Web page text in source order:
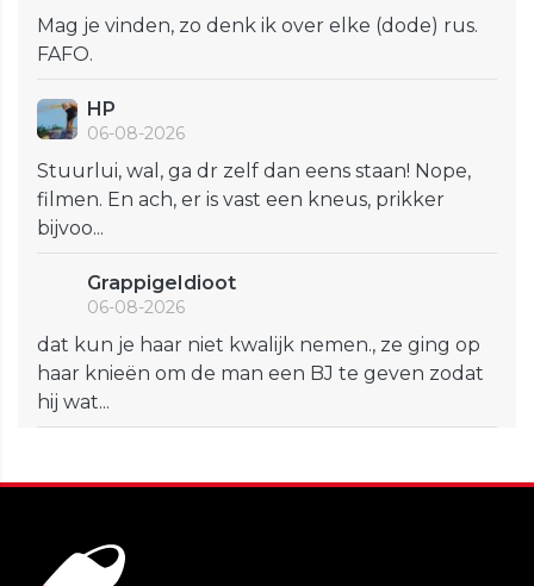
Mag je vinden, zo denk ik over elke (dode) rus.
FAFO.
HP
06-08-2026
Stuurlui, wal, ga dr zelf dan eens staan! Nope,
filmen. En ach, er is vast een kneus, prikker
bijvoo...
GrappigeIdioot
06-08-2026
dat kun je haar niet kwalijk nemen., ze ging op
haar knieën om de man een BJ te geven zodat
hij wat...